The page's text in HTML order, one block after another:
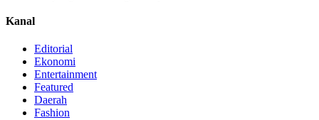
Kanal
Editorial
Ekonomi
Entertainment
Featured
Daerah
Fashion